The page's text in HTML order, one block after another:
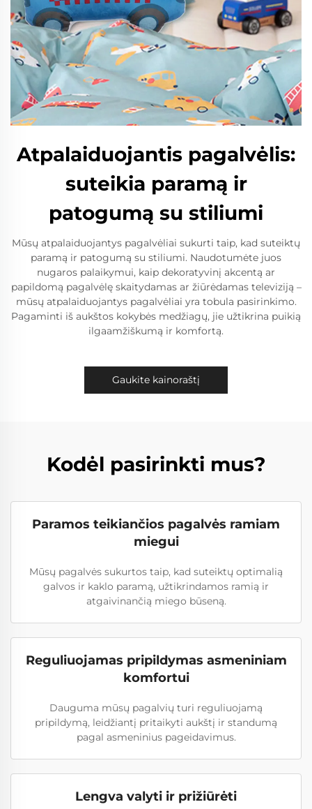
Atpalaiduojantis pagalvėlis:
suteikia paramą ir
patogumą su stiliumi
Mūsų atpalaiduojantys pagalvėliai sukurti taip, kad suteiktų
paramą ir patogumą su stiliumi. Naudotumėte juos
nugaros palaikymui, kaip dekoratyvinį akcentą ar
papildomą pagalvėlę skaitydamas ar žiūrėdamas televiziją –
mūsų atpalaiduojantys pagalvėliai yra tobula pasirinkimo.
Pagaminti iš aukštos kokybės medžiagų, jie užtikrina puikią
ilgaamžiškumą ir komfortą.
Gaukite kainoraštį
Kodėl pasirinkti mus?
Paramos teikiančios pagalvės ramiam
miegui
Mūsų pagalvės sukurtos taip, kad suteiktų optimalią
galvos ir kaklo paramą, užtikrindamos ramią ir
atgaivinančią miego būseną.
Reguliuojamas pripildymas asmeniniam
komfortui
Dauguma mūsų pagalvių turi reguliuojamą
pripildymą, leidžiantį pritaikyti aukštį ir standumą
pagal asmeninius pageidavimus.
Lengva valyti ir prižiūrėti